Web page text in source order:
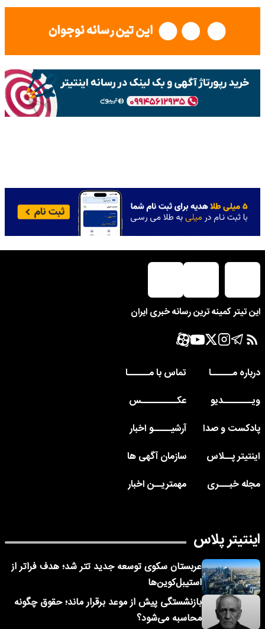
این تیتر کمینه ترین رسانه خبری ایران
درباره مــــــا
تماس با مــــــا
ویــــــــدیو
عکــــــــــس
پادکست و صدا
آرشیـــــو اخبار
اینتیتر پــلاس
سازمان آگهی ها
مجله خبـــری
مهمتریــن اخبار
اینتیتر پلاس
عربستان سکوی توسعه جدید تتر شد؛ هدف فراتر از
استیبل‌کوین‌ها
بازنشستگی پیش از موعد برقرار ماند؛ حقوق چگونه
محاسبه می‌شود؟